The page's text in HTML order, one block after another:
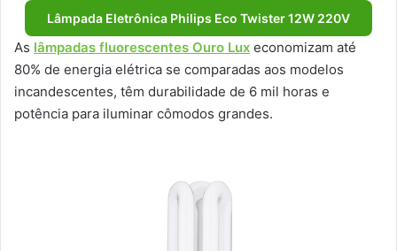
Lâmpada Eletrônica Philips Eco Twister 12W 220V
As lâmpadas fluorescentes Ouro Lux economizam até
80% de energia elétrica se comparadas aos modelos
incandescentes, têm durabilidade de 6 mil horas e
potência para iluminar cômodos grandes.